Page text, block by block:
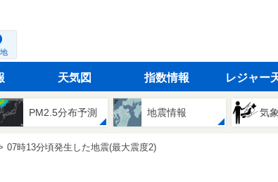
天気図 指数情報 レジャー
PM2.5分布予測 地震情報 気
07時13分頃発生した地震(最大震度2)